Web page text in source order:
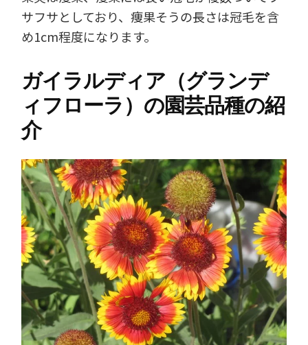
サフサとしており、痩果そうの長さは冠毛を含
め1cm程度になります。
ガイラルディア（グランデ
ィフローラ）の園芸品種の紹
介